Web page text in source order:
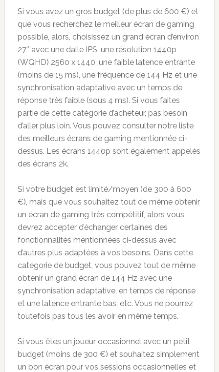
Si vous avez un gros budget (de plus de 600 €) et
que vous recherchez le meilleur écran de gaming
possible, alors, choisissez un grand écran d’environ
27″ avec une dalle IPS, une résolution 1440p
(WQHD) 2560 x 1440, une faible latence entrante
(moins de 15 ms), une fréquence de 144 Hz et une
synchronisation adaptative avec un temps de
réponse très faible (sous 4 ms). Si vous faites
partie de cette catégorie d’acheteur, pas besoin
d’aller plus loin. Vous pouvez consulter notre liste
des meilleurs écrans de gaming mentionnée ci-
dessus. Les écrans 1440p sont également appelés
des écrans 2k.
Si votre budget est limité/moyen (de 300 à 600
€), mais que vous souhaitez tout de même obtenir
un écran de gaming très compétitif, alors vous
devrez accepter d’échanger certaines des
fonctionnalités mentionnées ci-dessus avec
d’autres plus adaptées à vos besoins. Dans cette
catégorie de budget, vous pouvez tout de même
obtenir un grand écran de 144 Hz avec une
synchronisation adaptative, en temps de réponse
et une latence entrante bas, etc. Vous ne pourrez
toutefois pas tous les avoir en même temps.
Si vous êtes un joueur occasionnel avec un petit
budget (moins de 300 €) et souhaitez simplement
un bon écran pour vos sessions occasionnelles et